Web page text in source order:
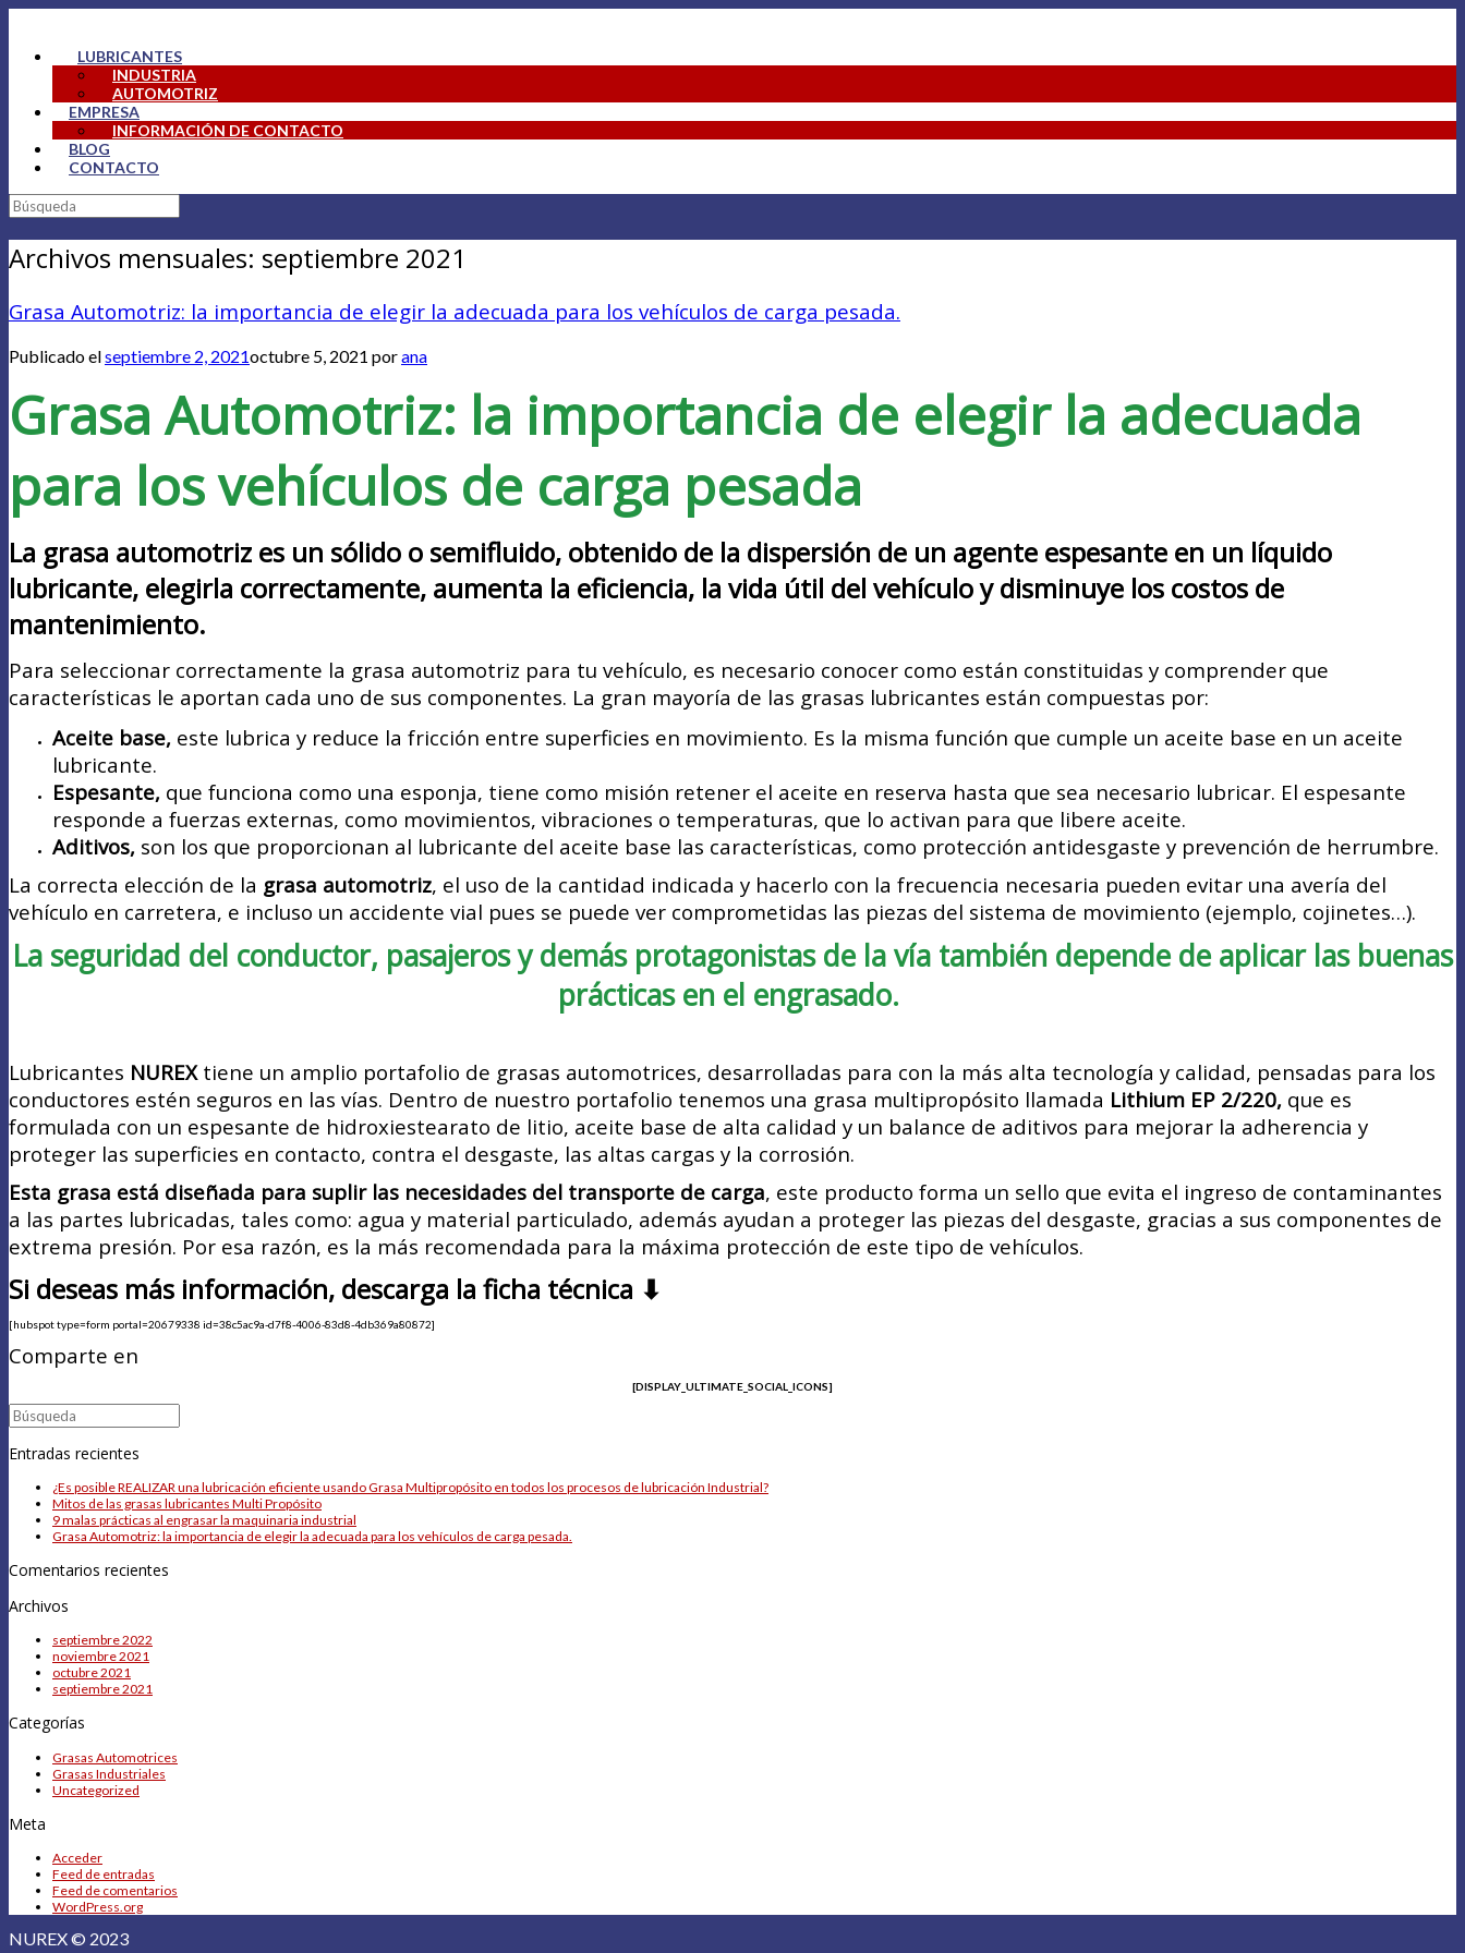
contenidoLUBRICANTES
INDUSTRIA
AUTOMOTRIZ
EMPRESA
INFORMACIÓN DE CONTACTO
BLOG
CONTACTO
Buscar:
Archivos mensuales: septiembre 2021
Grasa Automotriz: la importancia de elegir la adecuada para los vehículos de carga pesada.
Publicado elseptiembre 2, 2021octubre 5, 2021 porana
Grasa Automotriz: la importancia de elegir la adecuada
para los vehículos de carga pesada
La grasa automotriz es un sólido o semifluido, obtenido de la dispersión de un agente espesante en un líquido
lubricante, elegirla correctamente, aumenta la eficiencia, la vida útil del vehículo y disminuye los costos de
mantenimiento.
Para seleccionar correctamente la grasa automotriz para tu vehículo, es necesario conocer como están constituidas y comprender que
características le aportan cada uno de sus componentes. La gran mayoría de las grasas lubricantes están compuestas por:
Aceite base, este lubrica y reduce la fricción entre superficies en movimiento. Es la misma función que cumple un aceite base en un aceite
lubricante.
Espesante, que funciona como una esponja, tiene como misión retener el aceite en reserva hasta que sea necesario lubricar. El espesante
responde a fuerzas externas, como movimientos, vibraciones o temperaturas, que lo activan para que libere aceite.
Aditivos, son los que proporcionan al lubricante del aceite base las características, como protección antidesgaste y prevención de herrumbre.
La correcta elección de la grasa automotriz, el uso de la cantidad indicada y hacerlo con la frecuencia necesaria pueden evitar una avería del
vehículo en carretera, e incluso un accidente vial pues se puede ver comprometidas las piezas del sistema de movimiento (ejemplo, cojinetes…).
La seguridad del conductor, pasajeros y demás protagonistas de la vía también depende de aplicar las buenas
prácticas en el engrasado.
Lubricantes NUREXtiene un amplio portafolio de grasas automotrices, desarrolladas para con la más alta tecnología y calidad, pensadas para los
conductores estén seguros en las vías. Dentro de nuestro portafolio tenemos una grasa multipropósito llamada Lithium EP 2/220, que es
formulada con un espesante de hidroxiestearato de litio, aceite base de alta calidad y un balance de aditivos para mejorar la adherencia y
proteger las superficies en contacto, contra el desgaste, las altas cargas y la corrosión.
Esta grasa está diseñada para suplir las necesidades del transporte de carga, este producto forma un sello que evita el ingreso de contaminantes
a las partes lubricadas, tales como: agua y material particulado, además ayudan a proteger las piezas del desgaste, gracias a sus componentes de
extrema presión. Por esa razón, es la más recomendada para la máxima protección de este tipo de vehículos.
Si deseas más información, descarga la ficha técnica ⬇
[hubspot type=form portal=20679338 id=38c5ac9a-d7f8-4006-83d8-4db369a80872]
Comparte en
[DISPLAY_ULTIMATE_SOCIAL_ICONS]
Buscar:
Entradas recientes
¿Es posible REALIZAR una lubricación eficiente usando Grasa Multipropósito en todos los procesos de lubricación Industrial?
Mitos de las grasas lubricantes Multi Propósito
9 malas prácticas al engrasar la maquinaria industrial
Grasa Automotriz: la importancia de elegir la adecuada para los vehículos de carga pesada.
Comentarios recientes
Archivos
septiembre 2022
noviembre 2021
octubre 2021
septiembre 2021
Categorías
Grasas Automotrices
Grasas Industriales
Uncategorized
Meta
Acceder
Feed de entradas
Feed de comentarios
WordPress.org
NUREX © 2023